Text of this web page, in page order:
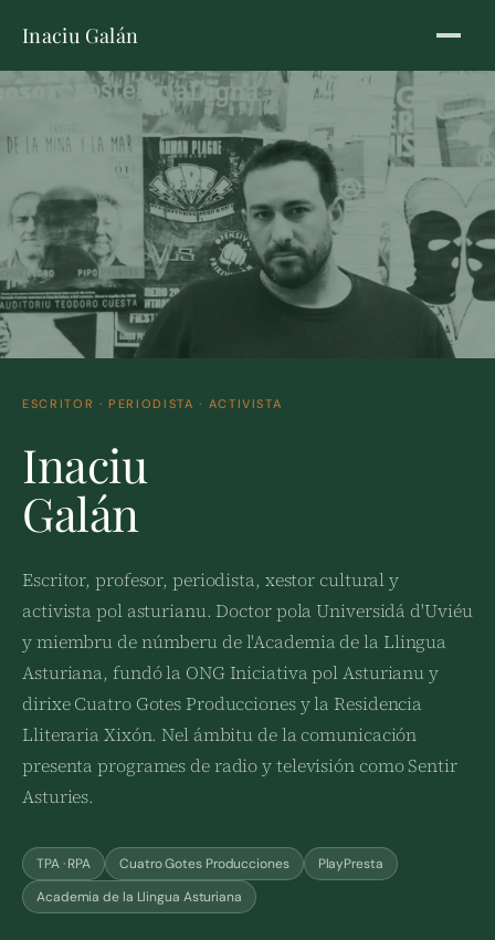
Inaciu Galán
ESCRITOR · PERIODISTA · ACTIVISTA
Inaciu
Galán
Escritor, profesor, periodista, xestor cultural y
activista pol asturianu. Doctor pola Universidá d'Uviéu
y miembru de númberu de l'Academia de la Llingua
Asturiana, fundó la ONG Iniciativa pol Asturianu y
dirixe Cuatro Gotes Producciones y la Residencia
Lliteraria Xixón. Nel ámbitu de la comunicación
presenta programes de radio y televisión como Sentir
Asturies.
TPA · RPA Cuatro Gotes Producciones
PlayPresta
Academia de la Llingua Asturiana